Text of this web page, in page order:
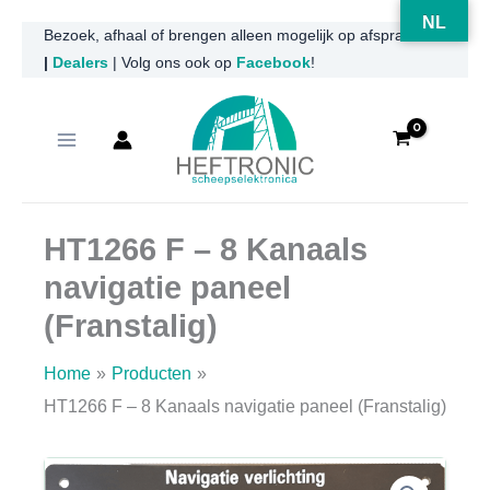
naar
inhoud
Bezoek, afhaal of brengen alleen mogelijk op afspraak
Dealers | Volg ons ook op Facebook!
HT1266 F – 8 Kanaals
navigatie paneel
(Franstalig)
Home
Producten
HT1266 F – 8 Kanaals navigatie paneel (Franstalig)
NL